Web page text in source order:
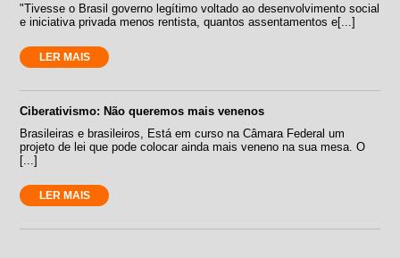
"Tivesse o Brasil governo legítimo voltado ao desenvolvimento social
e iniciativa privada menos rentista, quantos assentamentos e[...]
LER MAIS
Ciberativismo: Não queremos mais venenos
Brasileiras e brasileiros, Está em curso na Câmara Federal um
projeto de lei que pode colocar ainda mais veneno na sua mesa. O
[...]
LER MAIS